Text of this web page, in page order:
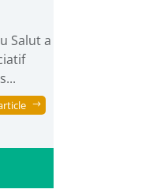
Salut a